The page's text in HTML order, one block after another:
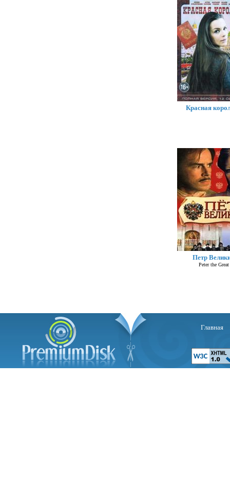
Красная
Петр
Peter the Great
Главная